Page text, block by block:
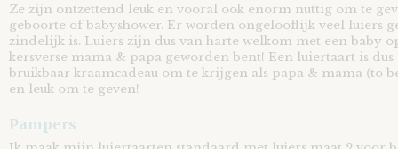
Ze zijn ontzettend leuk en vooral ook enorm nuttig om te
geboorte of babyshower. Er worden ongelooflijk veel luiers
zindelijk is. Luiers zijn dus van harte welkom met een baby
kersverse mama & papa geworden bent! Een luiertaart is
bruikbaar kraamcadeau om te krijgen als papa & mama (to
en leuk om te geven!
Pampers